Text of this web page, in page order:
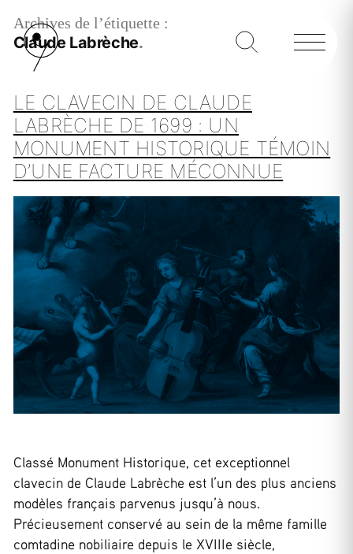
Archives de l’étiquette :
Claude Labrèche
LE CLAVECIN DE CLAUDE
LABRÈCHE DE 1699 : UN
MONUMENT HISTORIQUE TÉMOIN
D’UNE FACTURE MÉCONNUE
Classé Monument Historique, cet exceptionnel
clavecin de Claude Labrèche est l’un des plus anciens
modèles français parvenus jusqu’à nous.
Précieusement conservé au sein de la même famille
comtadine nobiliaire depuis le XVIIIe siècle,